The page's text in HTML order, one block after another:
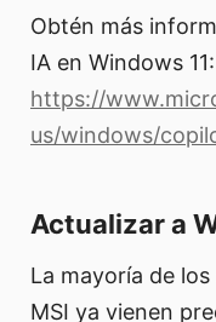
Obtén más
IA en Windows 11:
https://
us/windows/
Actualizar a
La mayoría de
MSI ya vienen